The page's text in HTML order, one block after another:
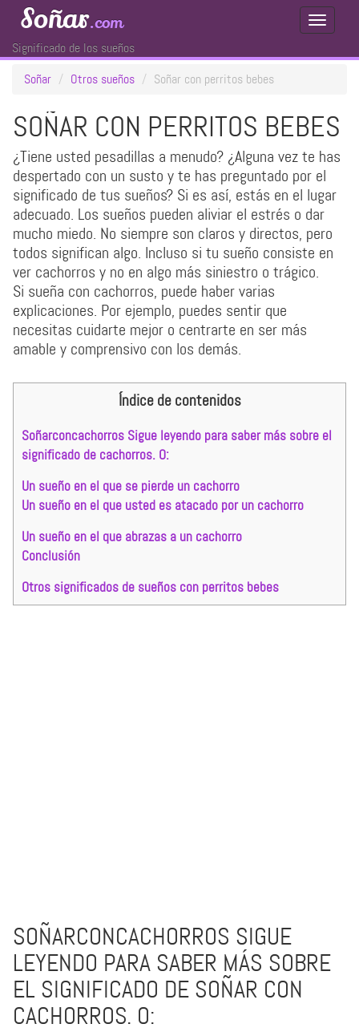
Toggle
Soñar.com
Significado de los sueños
Soñar
Otros sueños Soñar con perritos bebes
SOÑAR CON PERRITOS BEBES
¿Tiene usted pesadillas a menudo? ¿Alguna vez te has
despertado con un susto y te has preguntado por el
significado de tus sueños? Si es así, estás en el lugar
adecuado. Los sueños pueden aliviar el estrés o dar
mucho miedo. No siempre son claros y directos, pero
todos significan algo. Incluso si tu sueño consiste en
ver cachorros y no en algo más siniestro o trágico.
Si sueña con cachorros, puede haber varias
explicaciones. Por ejemplo, puedes sentir que
necesitas cuidarte mejor o centrarte en ser más
amable y comprensivo con los demás.
Índice de contenidos
Soñarconcachorros Sigue leyendo para saber más sobre el
significado de cachorros. O:
Un sueño en el que se pierde un cachorro
Un sueño en el que usted es atacado por un cachorro
Un sueño en el que abrazas a un cachorro
Conclusión
Otros significados de sueños con perritos bebes
SOÑARCONCACHORROS SIGUE
LEYENDO PARA SABER MÁS SOBRE
EL SIGNIFICADO DE SOÑAR CON
CACHORROS. O: